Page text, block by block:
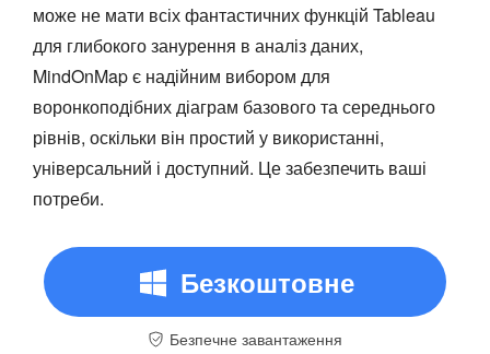
може не мати всіх фантастичних функцій Tableau
для глибокого занурення в аналіз даних,
MindOnMap є надійним вибором для
воронкоподібних діаграм базового та середнього
рівнів, оскільки він простий у використанні,
універсальний і доступний. Це забезпечить ваші
потреби.
Безкоштовне
Безпечне завантаження